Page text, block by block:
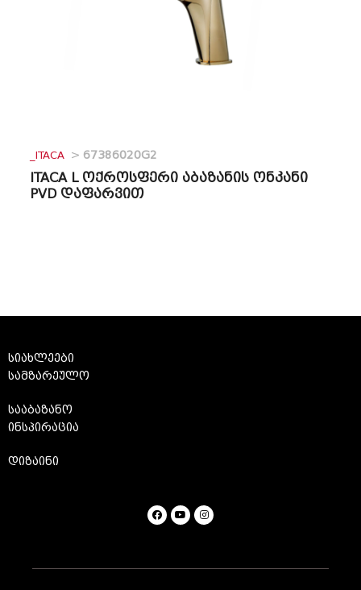
_ITACA > 67386020G2
ITACA L ოქროსფერი აბაზანის ონკანი
PVD დაფარვით
სიახლეები
სამზარეულო
სააბაზანო
ინსპირაცია
დიზაინი